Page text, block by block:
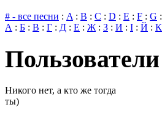
# - все песни : A: B : C : D : E : F : G :
А : Б : В : Г : Д : Е : Ж: З : И : І : Й : К
Никого нет, а кто же тогда
ты)